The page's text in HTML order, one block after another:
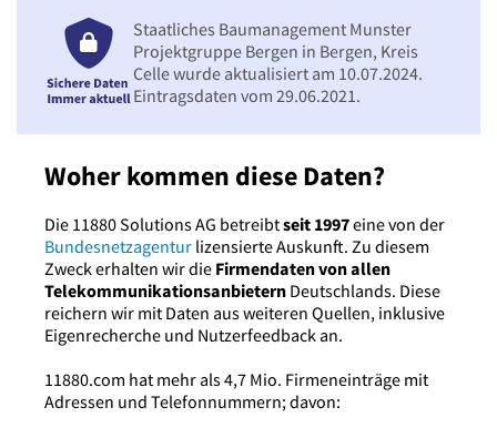
Woher kommen diese Daten?
Die 11880 Solutions AG betreibtseit 1997eine von der
Bundesnetzagentur lizensierte Auskunft. Zu diesem
Zweck erhalten wir die Firmendaten von allen
Telekommunikationsanbietern Deutschlands. Diese
reichern wir mit Daten aus weiteren Quellen, inklusive
Eigenrecherche und Nutzerfeedback an.
11880.com hat mehr als 4,7 Mio. Firmeneinträge mit
Adressen und Telefonnummern; davon:
Staatliches Baumanagement Munster
Projektgruppe Bergen in Bergen, Kreis
Celle wurde aktualisiert am 10.07.2024.
Eintragsdaten vom 29.06.2021.